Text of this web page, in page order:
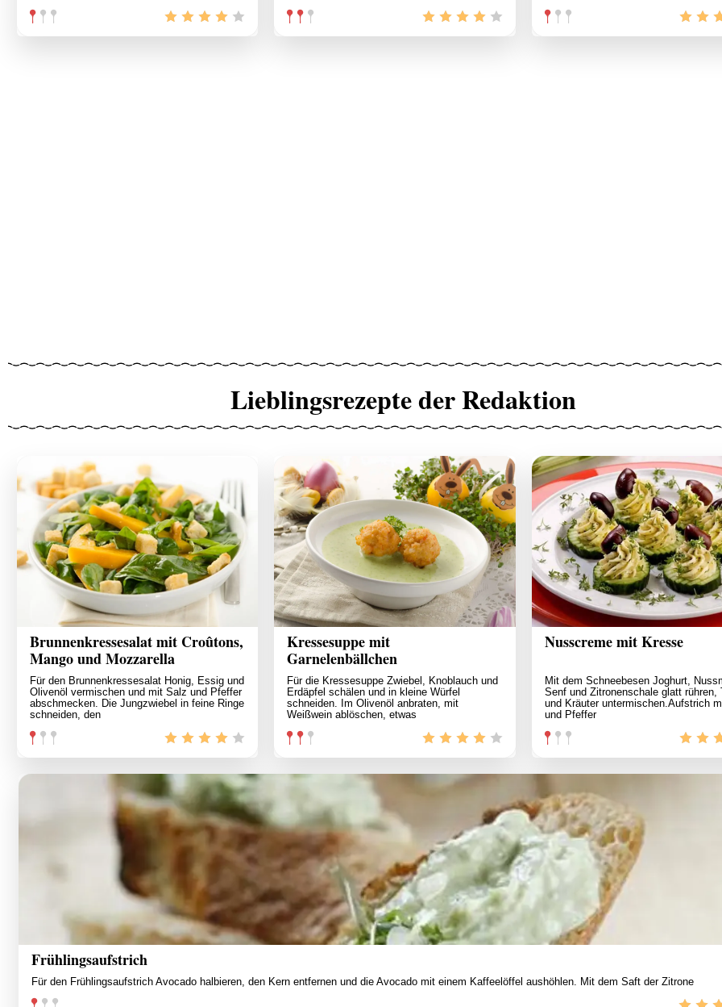
Lieblingsrezepte der Redaktion
Brunnenkressesalat mit Croûtons,
Mango und Mozzarella
Für den Brunnenkressesalat Honig, Essig und
Olivenöl vermischen und mit Salz und Pfeffer
abschmecken. Die Jungzwiebel in feine Ringe
schneiden, den
Kressesuppe mit
Garnelenbällchen
Für die Kressesuppe Zwiebel, Knoblauch und
Erdäpfel schälen und in kleine Würfel
schneiden. Im Olivenöl anbraten, mit
Weißwein ablöschen, etwas
Nusscreme mit Kresse
Mit dem Schneebesen Joghurt,
Senf und Zitronenschale glatt rühren,
und Kräuter untermischen.Aufstrich
und Pfeffer
Frühlingsaufstrich
Für den Frühlingsaufstrich Avocado halbieren, den Kern entfernen und die Avocado mit einem Kaffeelöffel aushöhlen. Mit dem Saft der Zitrone